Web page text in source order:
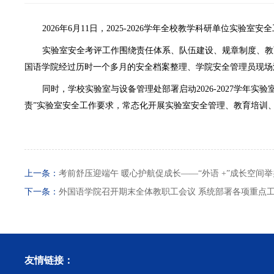
2026年6月11日，2025-2026学年全校教学科研单位实验室
实验室安全考评工作围绕责任体系、队伍建设、规章制度、
国语学院经过历时一个多月的安全档案整理、学院安全管理员现
同时，学校实验室与设备管理处部署启动2026-2027学年实
责”实验室安全工作要求，常态化开展实验室安全管理、教育培
上一条：考前舒压迎端午 暖心护航促成长——“外语 +”成长空间
下一条：外国语学院召开期末全体教职工会议 系统部署各项重点
友情链接：